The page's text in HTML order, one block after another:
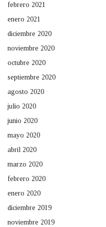
febrero 2021
enero 2021
diciembre 2020
noviembre 2020
octubre 2020
septiembre 2020
agosto 2020
julio 2020
junio 2020
mayo 2020
abril 2020
marzo 2020
febrero 2020
enero 2020
diciembre 2019
noviembre 2019